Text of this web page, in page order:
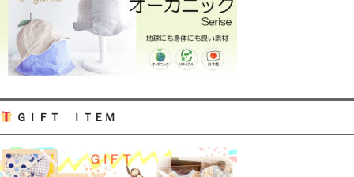
ＧＩＦＴ ＩＴＥＭ